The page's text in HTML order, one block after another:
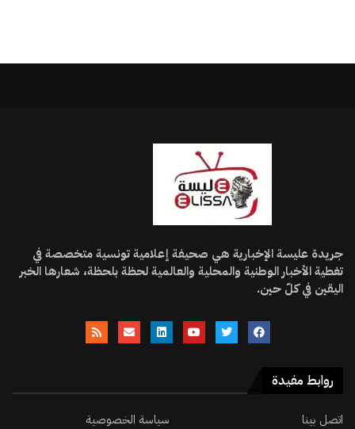
جريدة عليسة الإخبارية هي صحيفة إعلامية تونسية متخصصة في
تغطية الأخبار الوطنية والمحلية والعالمية لحظة بلحظة، شعارها الخبر
اليقين في كلّ حين.
روابط مفيدة
اتصل بينا
سياسة الخصوصية